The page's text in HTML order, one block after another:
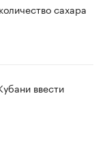
сахара
ввести